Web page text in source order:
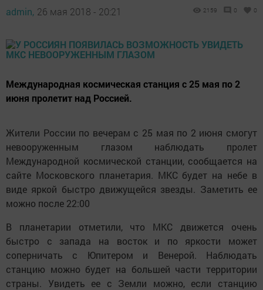
admin, 26 мая 2018 - 20:21 2159 0 0
Международная космическая станция с 25 мая по 2
июня пролетит над Россией.
Жители России по вечерам с 25 мая по 2 июня смогут
невооруженным глазом наблюдать пролет
Международной космической станции, сообщается на
сайте Московского планетария. МКС будет на небе в
виде яркой быстро движущейся звезды. Заметить ее
можно после 22:00
В планетарии отметили, что МКС движется очень
быстро с запада на восток и по яркости может
соперничать с Юпитером и Венерой. Наблюдать
станцию можно будет на большей части территории
страны. Увидеть ее с Земли можно, если станцию